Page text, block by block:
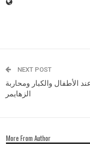
NEXT POST
الأطفال والكبار ومحاربة
الزهايمر
More From Author